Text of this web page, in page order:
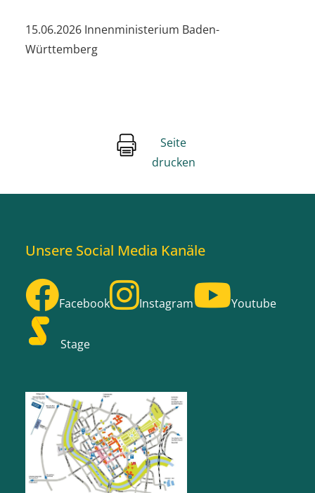
15.06.2026 Innenministerium Baden-
Württemberg
Seite
drucken
Unsere Social Media Kanäle
Facebook Instagram Youtube
Stage